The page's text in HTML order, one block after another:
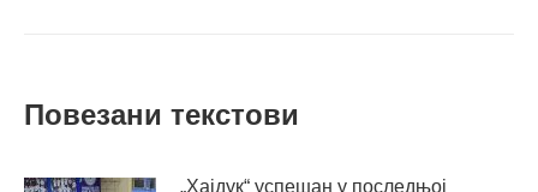
Повезани текстови
„Хајдук“ успешан у последњој